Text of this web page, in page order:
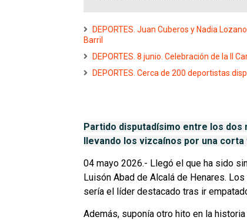
DEPORTES. Juan Cuberos y Nadia
Barril
DEPORTES. 8 junio. Celebración de la II
DEPORTES. Cerca de 200 deportistas
Partido disputadísimo entre los dos
llevando los vizcaínos por una corta
04 mayo 2026.- Llegó el que ha sido
Luisón Abad de Alcalá de Henares.
sería el líder destacado tras ir
Además, suponía otro hito en la